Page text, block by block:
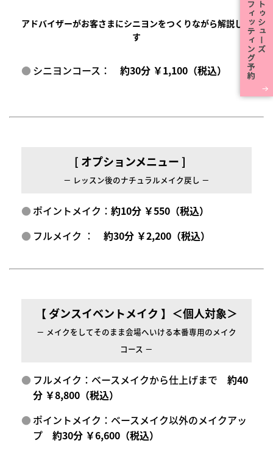
アドバイザーがお客さまにシニヨンをつくりながら解説しま
す
シニヨンコース：約30分 ￥1,100（税込）
[ オプションメニュー ]
－ レッスン後のナチュラルメイク戻し －
ポイントメイク：約10分 ￥550（税込）
フルメイク ：約30分 ￥2,200（税込）
【 ダンスイベントメイク 】＜個人対象＞
－ メイクをしてそのまま会場へいける本番専用のメイク
コース －
フルメイク：ベースメイクから仕上げまで約40
分 ￥8,800（税込）
ポイントメイク：ベースメイク以外のメイクアッ
プ約30分 ￥6,600（税込）